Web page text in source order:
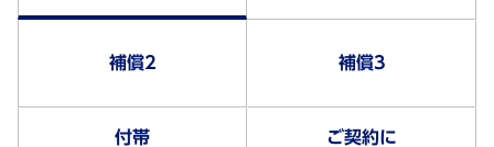
補償2 補償3
付帯
ご契約に